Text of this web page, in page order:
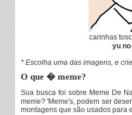
carinhas
yu
* Escolha uma das imagens, e
O que � meme?
Sua busca foi sobre Meme De
meme? 'Meme's, podem ser
montagens que são usados para